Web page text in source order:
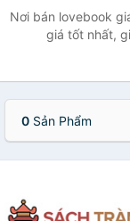
Nơi bán lovebook
giá tốt nhất,
0 Sản Phẩm